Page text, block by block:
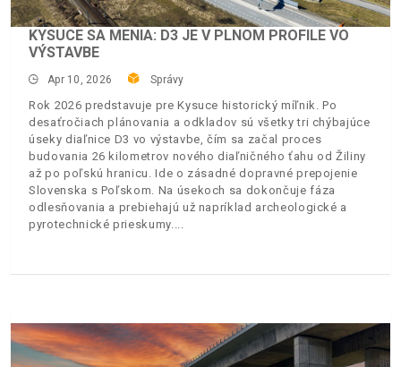
KYSUCE SA MENIA: D3 JE V PLNOM PROFILE VO
VÝSTAVBE
Apr 10, 2026 Správy
Rok 2026 predstavuje pre Kysuce historický míľnik. Po
desaťročiach plánovania a odkladov sú všetky tri chýbajúce
úseky diaľnice D3 vo výstavbe, čím sa začal proces
budovania 26 kilometrov nového diaľničného ťahu od Žiliny
až po poľskú hranicu. Ide o zásadné dopravné prepojenie
Slovenska s Poľskom. Na úsekoch sa dokončuje fáza
odlesňovania a prebiehajú už napríklad archeologické a
pyrotechnické prieskumy.